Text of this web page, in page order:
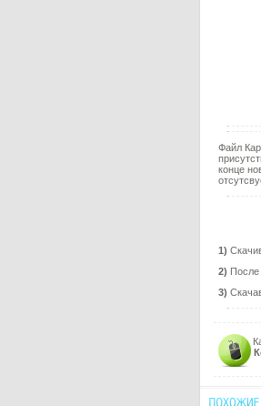
Файл
конце
1)
2) После
3)